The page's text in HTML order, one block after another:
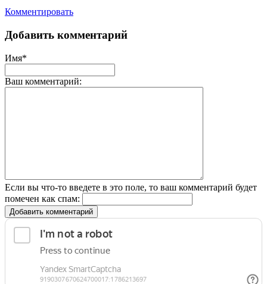
Комментировать
Добавить комментарий
Имя*
Ваш комментарий:
Если вы что-то введете в это поле, то ваш комментарий будет
помечен как спам:
Добавить комментарий